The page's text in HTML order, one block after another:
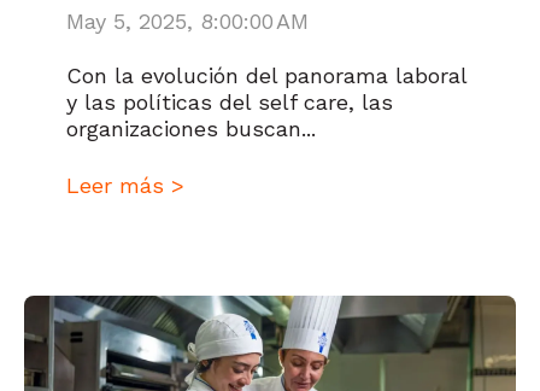
May 5, 2025, 8:00:00 AM
Con la evolución del panorama laboral
y las políticas del self care, las
organizaciones buscan...
Leer más >